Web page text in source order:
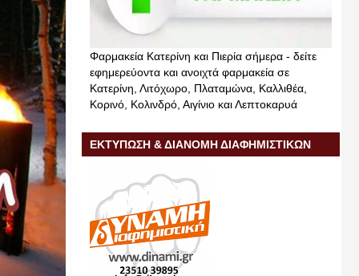
Φαρμακεία Κατερίνη και Πιερία σήμερα - δείτε
εφημερεύοντα και ανοιχτά φαρμακεία σε
Κατερίνη, Λιτόχωρο, Πλαταμώνα, Καλλιθέα,
Κορινό, Κολινδρό, Αιγίνιο και Λεπτοκαρυά
ΕΚΤΥΠΩΣΗ & ΔΙΑΝΟΜΗ ΔΙΑΦΗΜΙΣΤΙΚΩΝ